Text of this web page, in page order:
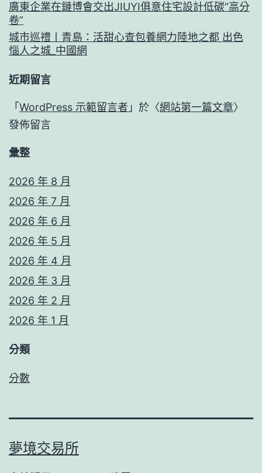
廣東企業在鏈博會交出JIUYI俱意住宅設計低碳“高分
卷”
城市巡禮丨青島：活甜心查包養網力陸地之都 出色
惱人之城_中國網
近期留言
「 WordPress 示範留言者 」於〈網站第一篇文章〉
發佈留言
彙整
2026 年 8 月
2026 年 7 月
2026 年 6 月
2026 年 5 月
2026 年 4 月
2026 年 3 月
2026 年 2 月
2026 年 1 月
分類
分數
夢境交易所